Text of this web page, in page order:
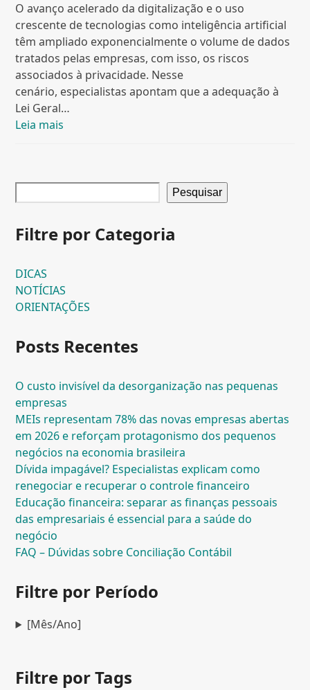
O avanço acelerado da digitalização e o uso
crescente de tecnologias como inteligência artificial
têm ampliado exponencialmente o volume de dados
tratados pelas empresas, com isso, os riscos
associados à privacidade. Nesse
cenário, especialistas apontam que a adequação à
Lei Geral…
Leia mais
Pesquisar
Filtre por Categoria
DICAS
NOTÍCIAS
ORIENTAÇÕES
Posts Recentes
O custo invisível da desorganização nas pequenas
empresas
MEIs representam 78% das novas empresas abertas
em 2026 e reforçam protagonismo dos pequenos
negócios na economia brasileira
Dívida impagável? Especialistas explicam como
renegociar e recuperar o controle financeiro
Educação financeira: separar as finanças pessoais
das empresariais é essencial para a saúde do
negócio
FAQ – Dúvidas sobre Conciliação Contábil
Filtre por Período
[Mês/Ano]
Filtre por Tags